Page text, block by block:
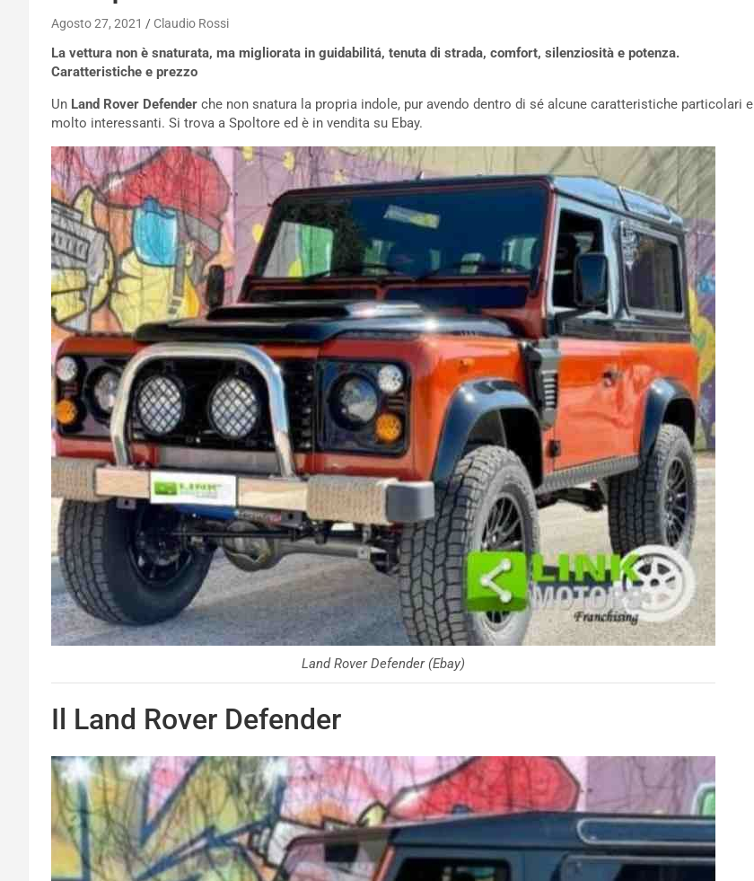
Agosto 27, 2021 Claudio Rossi
La vettura non è snaturata, ma migliorata in guidabilitá, tenuta di strada, comfort, silenziosità e potenza.
Caratteristiche e prezzo
Un Land Rover Defender che non snatura la propria indole, pur avendo dentro di sé alcune caratteristiche particolari e
molto interessanti. Si trova a Spoltore ed è in vendita su Ebay.
Land Rover Defender (Ebay)
Il Land Rover Defender